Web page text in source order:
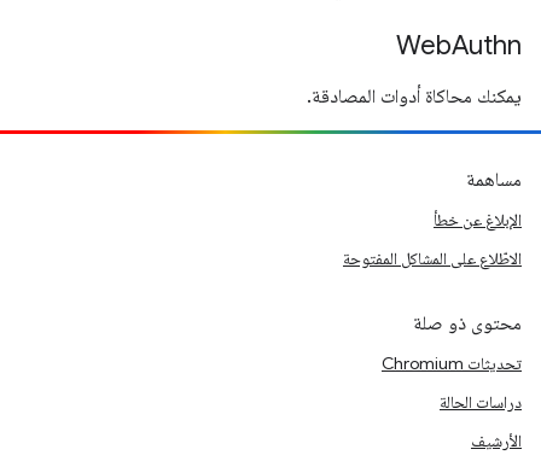
WebAuthn
يمكنك محاكاة أدوات المصادقة.
مساهمة
الإبلاغ عن خطأ
الاطّلاع على المشاكل المفتوحة
محتوى ذو صلة
تحديثات Chromium
دراسات الحالة
الأرشيف